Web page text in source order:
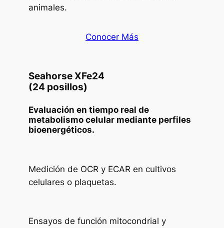
animales.
Conocer Más
Seahorse XFe24
(24 posillos)
Evaluación en tiempo real de
metabolismo celular mediante perfiles
bioenergéticos.
Medición de OCR y ECAR en cultivos
celulares o plaquetas.
Ensayos de función mitocondrial y